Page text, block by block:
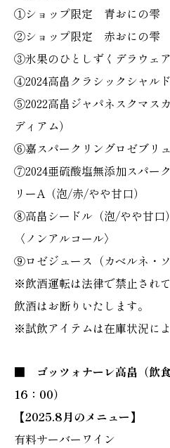
①ショップ限定 青おにの雫
②ショップ限定 赤おにの雫
③氷果のひとしずくデラウェ
④2024高畠クラシックシャル
⑤2022高畠ジャパネスクマス
ディアム）
⑥嘉スパークリングロゼブリ
⑦2024亜硫酸塩無添加スパー
リーA（泡/赤/やや甘口）
⑧高畠シードル（泡/やや甘口）
〈ノンアルコール〉
⑨ロゼジュース（カベルネ・ソ
※飲酒運転は法律で禁止され
飲酒はお断りいたします。
※試飲アイテムは在庫状況に
■ ゴッツォナーレ高畠（飲
16：00）
【2025.8月のメニュー】
有料サーバーワイン